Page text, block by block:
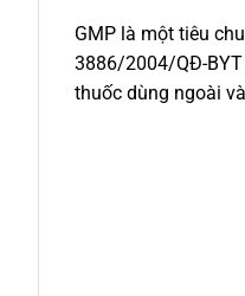
GMP là một tiêu
3886/2004/QĐ-
thuốc dùng ngoài